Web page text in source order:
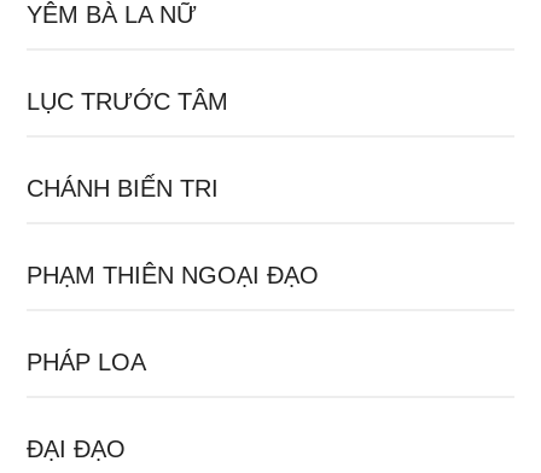
YÊM BÀ LA NỮ
LỤC TRƯỚC TÂM
CHÁNH BIẾN TRI
PHẠM THIÊN NGOẠI ĐẠO
PHÁP LOA
ĐẠI ĐẠO